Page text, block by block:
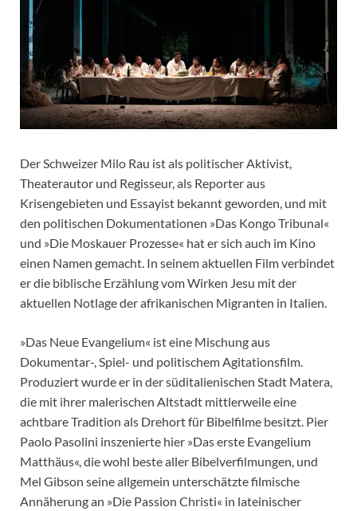
Der Schweizer Milo Rau ist als politischer Aktivist,
Theaterautor und Regisseur, als Reporter aus
Krisengebieten und Essayist bekannt geworden, und mit
den politischen Dokumentationen »Das Kongo Tribunal«
und »Die Moskauer Prozesse« hat er sich auch im Kino
einen Namen gemacht. In seinem aktuellen Film verbindet
er die biblische Erzählung vom Wirken Jesu mit der
aktuellen Notlage der afrikanischen Migranten in Italien.
»Das Neue Evangelium« ist eine Mischung aus
Dokumentar-, Spiel- und politischem Agitationsfilm.
Produziert wurde er in der süditalienischen Stadt Matera,
die mit ihrer malerischen Altstadt mittlerweile eine
achtbare Tradition als Drehort für Bibelfilme besitzt. Pier
Paolo Pasolini inszenierte hier »Das erste Evangelium
Matthäus«, die wohl beste aller Bibelverfilmungen, und
Mel Gibson seine allgemein unterschätzte filmische
Annäherung an »Die Passion Christi« in lateinischer